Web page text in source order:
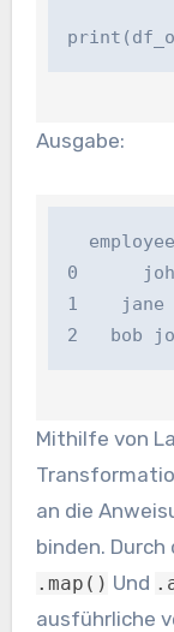
Ausgabe:
0
1    jane
2   bob
Mithilfe von
an die
binden.
.map() Und
ausführliche